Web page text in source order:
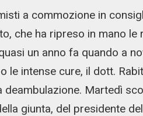
a commozione in
che ha ripreso in mano
un anno fa quando a
le intense cure, il dott.
deambulazione. Martedì
giunta, del presidente